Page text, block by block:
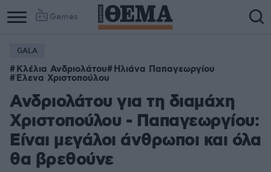
Games
GALA
Κλέλια Ανδριολάτου Ηλιάνα Παπαγεωργίου
Έλενα Χριστοπούλου
Ανδριολάτου για τη διαμάχη
Χριστοπούλου - Παπαγεωργίου:
Είναι μεγάλοι άνθρωποι και όλα
θα βρεθούνε